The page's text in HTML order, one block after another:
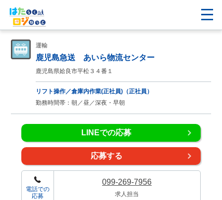
運輸
鹿児島急送 あいら物流センター
鹿児島県姶良市平松３４番１
リフト操作／倉庫内作業(正社員)（正社員）
勤務時間帯：朝／昼／深夜・早朝
LINEでの応募
応募する
電話での
応募
099-269-7956
求人担当